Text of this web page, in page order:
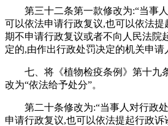
第三十二条第一款修改为:“当事
可以依法申请行政复议,也可以依法提
期不申请行政复议或者不向人民法院
定的,由作出行政处罚决定的机关申请
七、将《植物检疫条例》第十九
改为“依法给予处分”。
第二十条修改为:“当事人对行政
申请行政复议,也可以依法提起行政